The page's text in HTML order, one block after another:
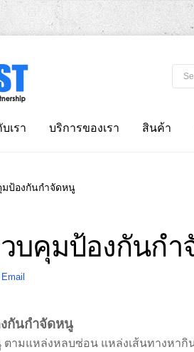
เรา บริการของเรา สินค้า
ป้องกันกำจัดหนู
บคุมป้องกันกำ
Email
กันกำจัดหนู
ามแหล่งหลบซ่อน แหล่งเส้นทางหากิน